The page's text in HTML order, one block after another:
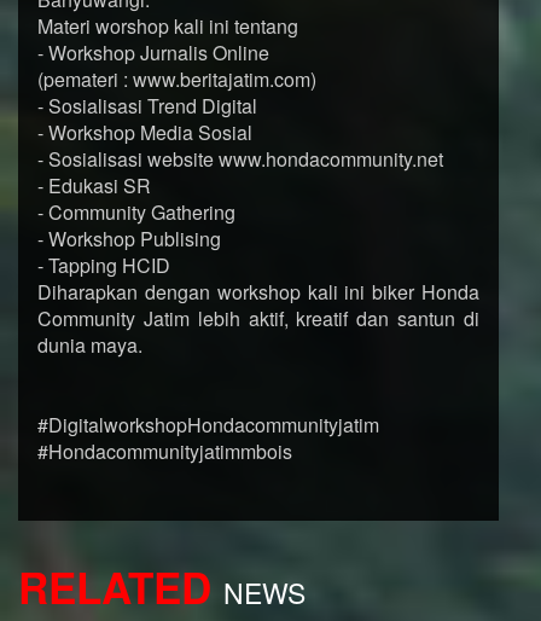
Materi worshop kali ini tentang
- Workshop Jurnalis Online
(pemateri : www.beritajatim.com)
- Sosialisasi Trend Digital
- Workshop Media Sosial
- Sosialisasi website www.hondacommunity.net
- Edukasi SR
- Community Gathering
- Workshop Publising
- Tapping HCID
Diharapkan dengan workshop kali ini biker Honda
Community Jatim lebih aktif, kreatif dan santun di
dunia maya.
#DigitalworkshopHondacommunityjatim
#Hondacommunityjatimmbois
RELATED NEWS